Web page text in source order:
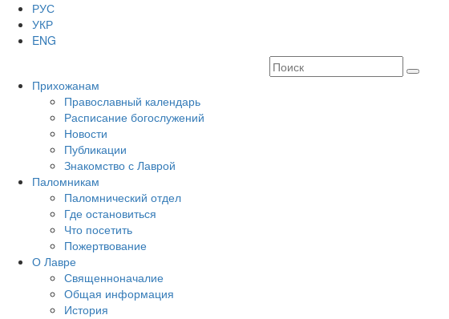
РУС
УКР
ENG
Прихожанам
Православный календарь
Расписание богослужений
Новости
Публикации
Знакомство с Лаврой
Паломникам
Паломнический отдел
Где остановиться
Что посетить
Пожертвование
О Лавре
Священноначалие
Общая информация
История